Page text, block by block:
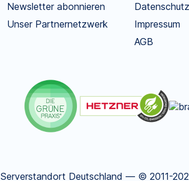
Newsletter abonnieren
Unser Partnernetzwerk
Datenschutz
Impressum
AGB
Serverstandort Deutschland — © 2011-